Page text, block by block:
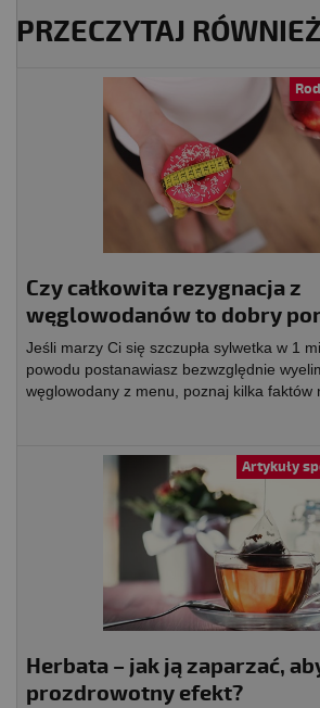
PRZECZYTAJ RÓWNIEŻ
Czy całkowita rezygnacja z
węglowodanów to dobry
Jeśli marzy Ci się szczupła sylwetka w 1
powodu postanawiasz bezwzględnie
węglowodany z menu, poznaj kilka faktów
Artykuły
Herbata – jak ją zaparzać,
prozdrowotny efekt?